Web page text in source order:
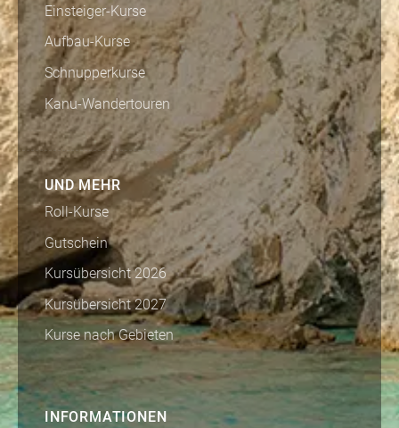
Einsteiger-Kurse
Aufbau-Kurse
Schnupperkurse
Kanu-Wandertouren
UND MEHR
Roll-Kurse
Gutschein
Kursübersicht 2026
Kursübersicht 2027
Kurse nach Gebieten
INFORMATIONEN